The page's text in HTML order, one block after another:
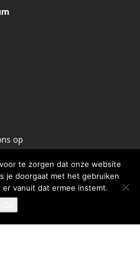
op
te zorgen dat onze website
je doorgaat met het gebruiken
vanuit dat ermee instemt.